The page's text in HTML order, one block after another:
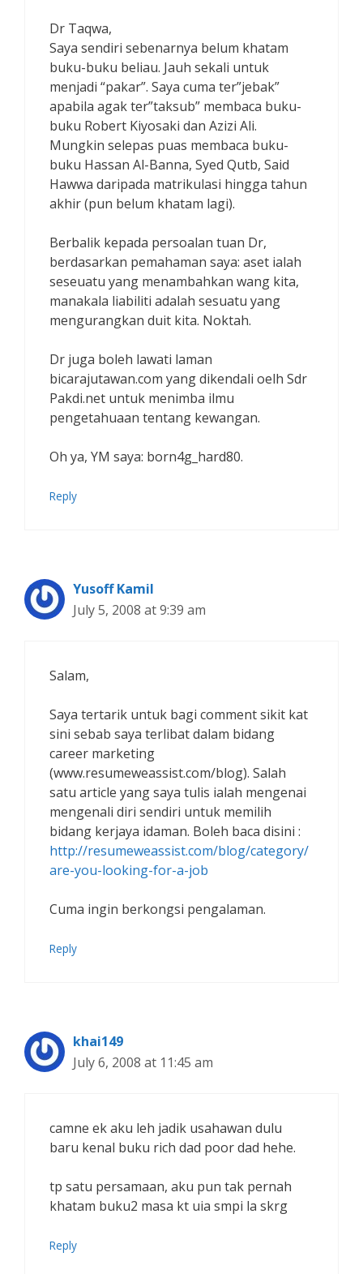
Dr Taqwa,
Saya sendiri sebenarnya belum khatam
buku-buku beliau. Jauh sekali untuk
menjadi “pakar”. Saya cuma ter”jebak”
apabila agak ter”taksub” membaca buku-
buku Robert Kiyosaki dan Azizi Ali.
Mungkin selepas puas membaca buku-
buku Hassan Al-Banna, Syed Qutb, Said
Hawwa daripada matrikulasi hingga tahun
akhir (pun belum khatam lagi).
Berbalik kepada persoalan tuan Dr,
berdasarkan pemahaman saya: aset ialah
seseuatu yang menambahkan wang kita,
manakala liabiliti adalah sesuatu yang
mengurangkan duit kita. Noktah.
Dr juga boleh lawati laman
bicarajutawan.com yang dikendali oelh Sdr
Pakdi.net untuk menimba ilmu
pengetahuaan tentang kewangan.
Oh ya, YM saya: born4g_hard80.
Reply
Yusoff Kamil
July 5, 2008 at 9:39 am
Salam,
Saya tertarik untuk bagi comment sikit kat
sini sebab saya terlibat dalam bidang
career marketing
(www.resumeweassist.com/blog). Salah
satu article yang saya tulis ialah mengenai
mengenali diri sendiri untuk memilih
bidang kerjaya idaman. Boleh baca disini :
http://resumeweassist.com/blog/category/
are-you-looking-for-a-job
Cuma ingin berkongsi pengalaman.
Reply
khai149
July 6, 2008 at 11:45 am
camne ek aku leh jadik usahawan dulu
baru kenal buku rich dad poor dad hehe.
tp satu persamaan, aku pun tak pernah
khatam buku2 masa kt uia smpi la skrg
Reply